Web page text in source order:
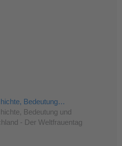
Bedeutung…
Bedeutung und
- Der Weltfrauentag